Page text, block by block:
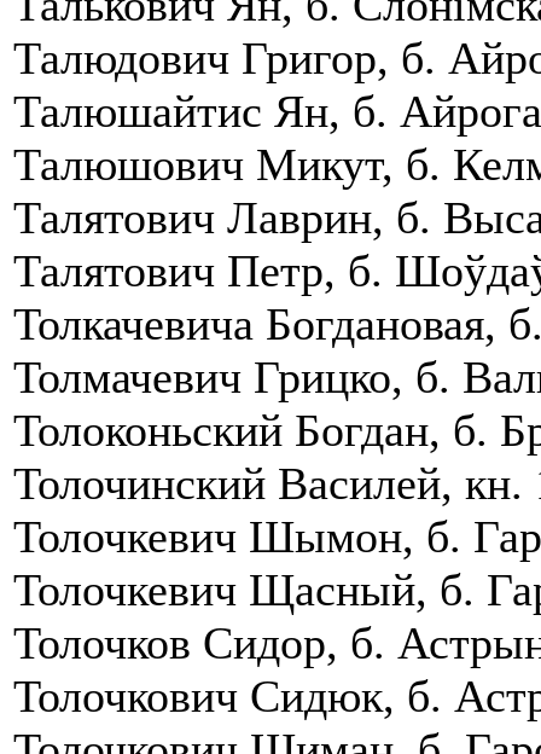
Талюдович Григор, б.
Талюшайтис Ян, б.
Талюшович Микут, б.
Талятович Лаврин, б.
Талятович Петр, б.
Толкачевича Богдановая,
Толмачевич Грицко, б.
Толоконьский Богдан, б.
Толочинский Василей, кн.
Толочкевич Шымон, б.
Толочкевич Щасный, б.
Толочков Сидор, б.
Толочкович Сидюк, б.